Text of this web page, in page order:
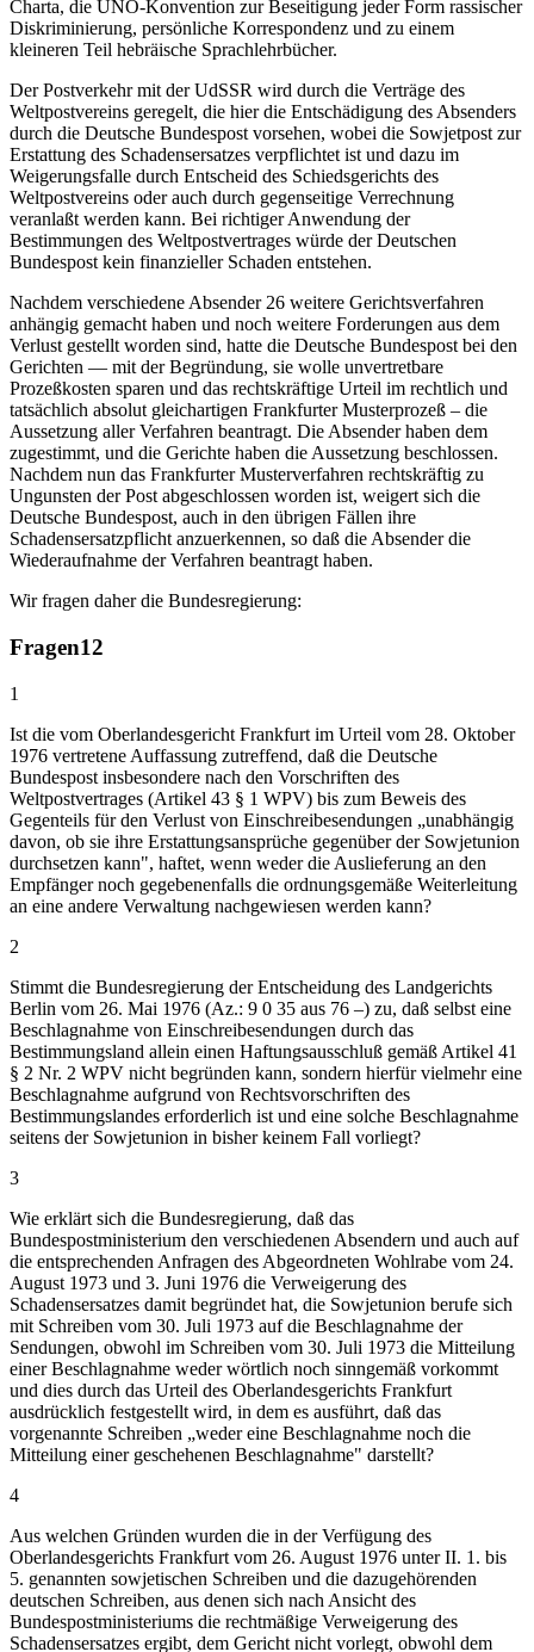
Charta, die UNO-Konvention zur Beseitigung jeder Form rassischer
Diskriminierung, persönliche Korrespondenz und zu einem
kleineren Teil hebräische Sprachlehrbücher.
Der Postverkehr mit der UdSSR wird durch die Verträge des
Weltpostvereins geregelt, die hier die Entschädigung des Absenders
durch die Deutsche Bundespost vorsehen, wobei die Sowjetpost zur
Erstattung des Schadensersatzes verpflichtet ist und dazu im
Weigerungsfalle durch Entscheid des Schiedsgerichts des
Weltpostvereins oder auch durch gegenseitige Verrechnung
veranlaßt werden kann. Bei richtiger Anwendung der
Bestimmungen des Weltpostvertrages würde der Deutschen
Bundespost kein finanzieller Schaden entstehen.
Nachdem verschiedene Absender 26 weitere Gerichtsverfahren
anhängig gemacht haben und noch weitere Forderungen aus dem
Verlust gestellt worden sind, hatte die Deutsche Bundespost bei den
Gerichten — mit der Begründung, sie wolle unvertretbare
Prozeßkosten sparen und das rechtskräftige Urteil im rechtlich und
tatsächlich absolut gleichartigen Frankfurter Musterprozeß – die
Aussetzung aller Verfahren beantragt. Die Absender haben dem
zugestimmt, und die Gerichte haben die Aussetzung beschlossen.
Nachdem nun das Frankfurter Musterverfahren rechtskräftig zu
Ungunsten der Post abgeschlossen worden ist, weigert sich die
Deutsche Bundespost, auch in den übrigen Fällen ihre
Schadensersatzpflicht anzuerkennen, so daß die Absender die
Wiederaufnahme der Verfahren beantragt haben.
Wir fragen daher die Bundesregierung:
Fragen12
1
Ist die vom Oberlandesgericht Frankfurt im Urteil vom 28. Oktober
1976 vertretene Auffassung zutreffend, daß die Deutsche
Bundespost insbesondere nach den Vorschriften des
Weltpostvertrages (Artikel 43 § 1 WPV) bis zum Beweis des
Gegenteils für den Verlust von Einschreibesendungen „unabhängig
davon, ob sie ihre Erstattungsansprüche gegenüber der Sowjetunion
durchsetzen kann", haftet, wenn weder die Auslieferung an den
Empfänger noch gegebenenfalls die ordnungsgemäße Weiterleitung
an eine andere Verwaltung nachgewiesen werden kann?
2
Stimmt die Bundesregierung der Entscheidung des Landgerichts
Berlin vom 26. Mai 1976 (Az.: 9 0 35 aus 76 –) zu, daß selbst eine
Beschlagnahme von Einschreibesendungen durch das
Bestimmungsland allein einen Haftungsausschluß gemäß Artikel 41
§ 2 Nr. 2 WPV nicht begründen kann, sondern hierfür vielmehr eine
Beschlagnahme aufgrund von Rechtsvorschriften des
Bestimmungslandes erforderlich ist und eine solche Beschlagnahme
seitens der Sowjetunion in bisher keinem Fall vorliegt?
3
Wie erklärt sich die Bundesregierung, daß das
Bundespostministerium den verschiedenen Absendern und auch auf
die entsprechenden Anfragen des Abgeordneten Wohlrabe vom 24.
August 1973 und 3. Juni 1976 die Verweigerung des
Schadensersatzes damit begründet hat, die Sowjetunion berufe sich
mit Schreiben vom 30. Juli 1973 auf die Beschlagnahme der
Sendungen, obwohl im Schreiben vom 30. Juli 1973 die Mitteilung
einer Beschlagnahme weder wörtlich noch sinngemäß vorkommt
und dies durch das Urteil des Oberlandesgerichts Frankfurt
ausdrücklich festgestellt wird, in dem es ausführt, daß das
vorgenannte Schreiben „weder eine Beschlagnahme noch die
Mitteilung einer geschehenen Beschlagnahme" darstellt?
4
Aus welchen Gründen wurden die in der Verfügung des
Oberlandesgerichts Frankfurt vom 26. August 1976 unter II. 1. bis
5. genannten sowjetischen Schreiben und die dazugehörenden
deutschen Schreiben, aus denen sich nach Ansicht des
Bundespostministeriums die rechtmäßige Verweigerung des
Schadensersatzes ergibt, dem Gericht nicht vorlegt, obwohl dem